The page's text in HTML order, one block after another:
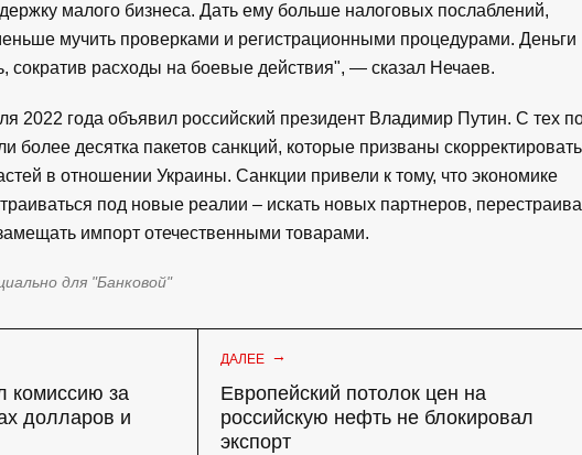
малого бизнеса. Дать ему больше налоговых послаблений,
мучить проверками и регистрационными процедурами. Деньги
сократив расходы на боевые действия", — сказал Нечаев.
2022 года объявил российский президент Владимир Путин. С тех
более десятка пакетов санкций, которые призваны скорректировать
в отношении Украины. Санкции привели к тому, что экономике
под новые реалии – искать новых партнеров,
импорт отечественными товарами.
для "Банковой"
комиссию за
долларов и
ДАЛЕЕ →
Европейский потолок цен на
российскую нефть не блокировал
экспорт